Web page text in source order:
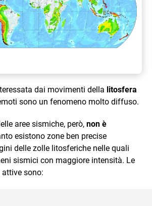
dai movimenti della litosfera
sono un fenomeno molto diffuso.
aree sismiche, però, non è
esistono zone ben precise
delle zolle litosferiche nelle quali
sismici con maggiore intensità. Le
sono: